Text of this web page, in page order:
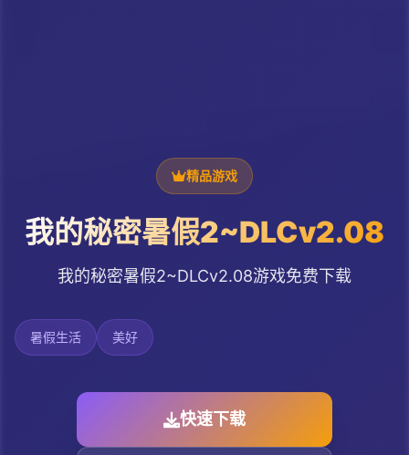
精品游戏
我的秘密暑假2~DLCv2.08
我的秘密暑假2~DLCv2.08游戏免费下载
暑假生活 美好
快速下载